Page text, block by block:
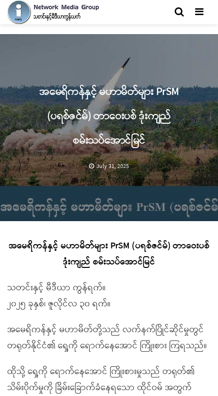
အမေရိကန်နှင့် မဟာမိတ်များ PrSM
(ပရစ်ဇင်မ်) တာဝေးပစ် ဒုံးကျည်
စမ်းသပ်အောင်မြင်
July 31, 2025
အမေရိကန်နှင့် မဟာမိတ်များ PrSM (ပရစ်ဇင်မ်) တာဝေးပစ်
ဒုံးကျည် စမ်းသပ်အောင်မြင်
သတင်းနှင့် မီဒီယာ ကွန်ရက်။
၂၀၂၅ ခုနှစ်၊ ဇူလိုင်လ ၃၀ ရက်။
အမေရိကန်နှင့် မဟာမိတ်တို့သည် လက်နက်ပြိုင်ဆိုင်မှုတွင်
တရုတ်နိုင်ငံ၏ ရှေ့ကို ရောက်နေအောင် ကြိုးစား ကြရသည်။
ထိုသို့ ရှေ့ကို ရောက်နေအောင် ကြိုးစားမှုသည် တရုတ်၏
သိမ်းပိုက်မှုကို ခြိမ်းခြောက်ခံနေရသော ထိုင်ဝမ် အတွက်